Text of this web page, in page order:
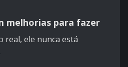
melhorias para fazer
real, ele nunca está